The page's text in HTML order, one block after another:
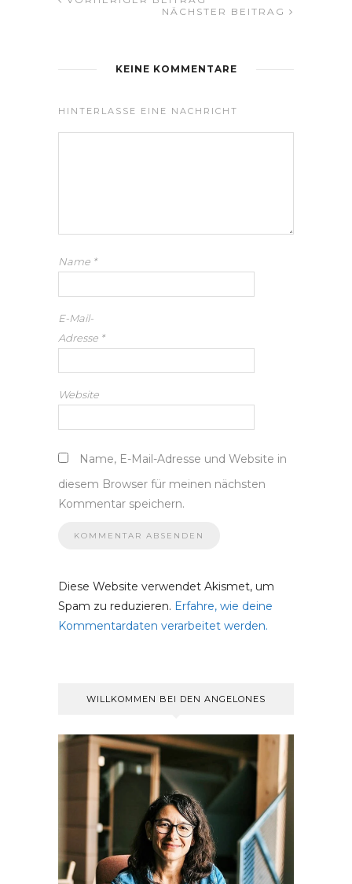
NÄCHSTER BEITRAG
KEINE KOMMENTARE
HINTERLASSE EINE NACHRICHT
Name *
E-Mail-
Adresse *
Website
Name, E-Mail-Adresse und Website in
diesem Browser für meinen nächsten
Kommentar speichern.
Diese Website verwendet Akismet, um
Spam zu reduzieren. Erfahre, wie deine
Kommentardaten verarbeitet werden.
WILLKOMMEN BEI DEN ANGELONES